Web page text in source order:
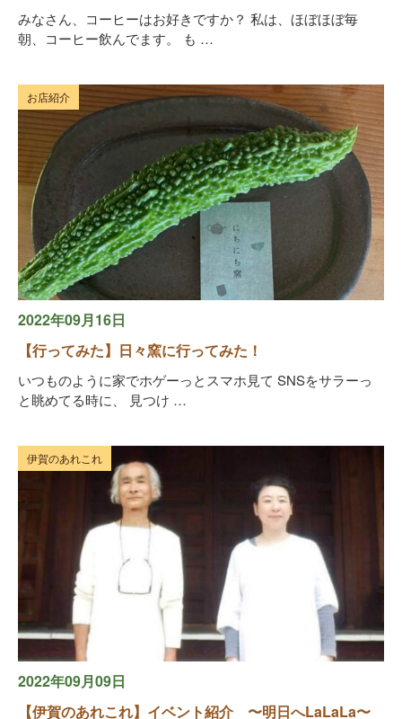
みなさん、コーヒーはお好きですか？ 私は、ほぼほぼ毎
朝、コーヒー飲んでます。 も …
お店紹介
2022年09月16日
【行ってみた】日々窯に行ってみた！
いつものように家でホゲーっとスマホ見て SNSをサラーっ
と眺めてる時に、 見つけ …
伊賀のあれこれ
2022年09月09日
【伊賀のあれこれ】イベント紹介 〜明日へLaLaLa〜